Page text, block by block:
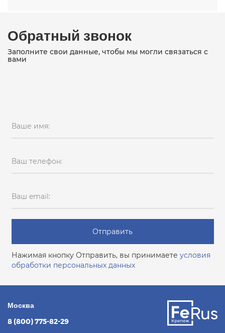
Обратный звонок
Заполните свои данные, чтобы мы могли связаться с
вами
Ваше имя:
Ваш телефон:
Ваш email:
Отправить
Нажимая кнопку Отправить, вы принимаете условия
обработки персональных данных
Москва
8 (800) 775-82-29